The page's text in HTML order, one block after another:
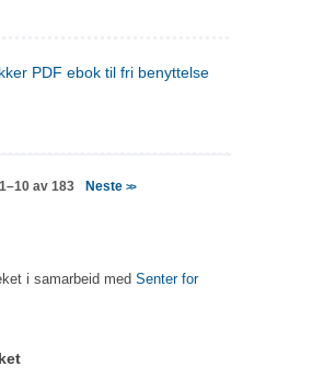
PDF ebok til fri benyttelse
1–10 av 183 Neste >>
i samarbeid med Senter for